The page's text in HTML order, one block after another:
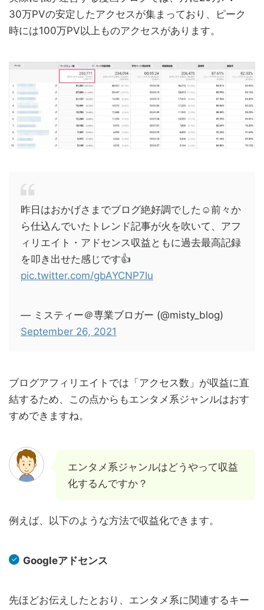
30万PVの安定したアクセスが集まっており、ピーク
時には100万PV以上ものアクセスがあります。
昨日はおかげさまでブログ絶好調でした☺️前々か
ら仕込んでいたトレンド記事が火を吹いて、アフ
ィリエイト・アドセンス収益ともに過去最高記録
を叩き出せた感じです👍
pic.twitter.com/gbAYCNP7Iu
— ミスティー＠専業ブロガー (@misty_blog)
September 26, 2021
ブログアフィリエイトでは「アクセス数」が収益に直
結するため、この点からもエンタメ系ジャンルはおす
すめできますね。
エンタメ系ジャンルはどうやって収益
化するんですか？
例えば、以下のような方法で収益化できます。
Googleアドセンス
先ほどお伝えしたとおり、エンタメ系に関連するキー